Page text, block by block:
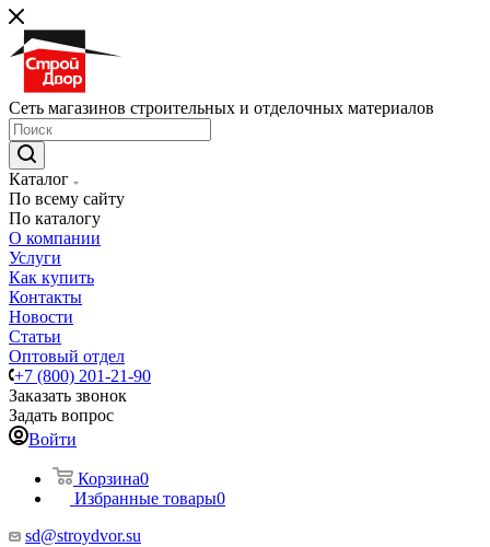
Сеть магазинов строительных и отделочных материалов
Каталог
По всему сайту
По каталогу
О компании
Услуги
Как купить
Контакты
Новости
Статьи
Оптовый отдел
+7 (800) 201-21-90
Заказать звонок
Задать вопрос
Войти
Корзина0
Избранные товары0
sd@stroydvor.su